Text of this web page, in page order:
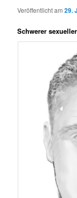
Veröffentlicht am29.
Schwerer